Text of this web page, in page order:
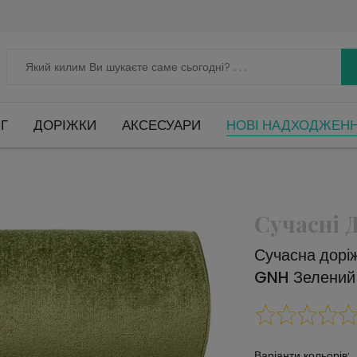
ДОРІЖКИ АКСЕСУАРИ НОВІ
Сучасні
Сучасна
GNH Зелений